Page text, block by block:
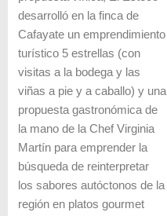
desarrolló en la finca de
Cafayate un emprendimiento
turístico 5 estrellas (con
visitas a la bodega y las
viñas a pie y a caballo) y una
propuesta gastronómica de
la mano de la Chef Virginia
Martín para emprender la
búsqueda de reinterpretar
los sabores autóctonos de la
región en platos gourmet